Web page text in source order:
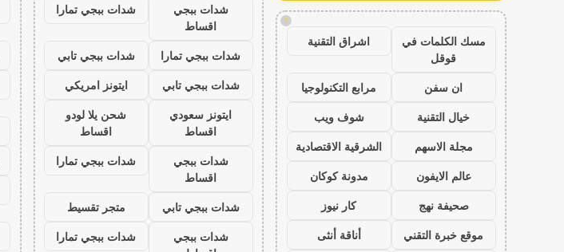
!
مسك الكلمات في
قوقل
اشراق التقنية
ان سفن
مرابع التكنولوجيا
خيال التقنية
شوف ويب
مجلة الاسهم
الشرقية الاقتصادية
عالم الايفون
مدونة كوكان
صحيفة نهج
كار نيوز
موقع خبرة التقني
أناقة أنثى
شدات ببجي
اقساط
شدات ببجي تمارا
شدات ببجي تمارا
شدات ببجي تابي
شدات ببجي تابي
ايتونز امريكي
ايتونز سعودي
اقساط
شحن يلا لودو
اقساط
شدات ببجي
اقساط
شدات ببجي تمارا
شدات ببجي تابي
متجر تقسيط
شدات ببجي
شدات ببجي تمارا